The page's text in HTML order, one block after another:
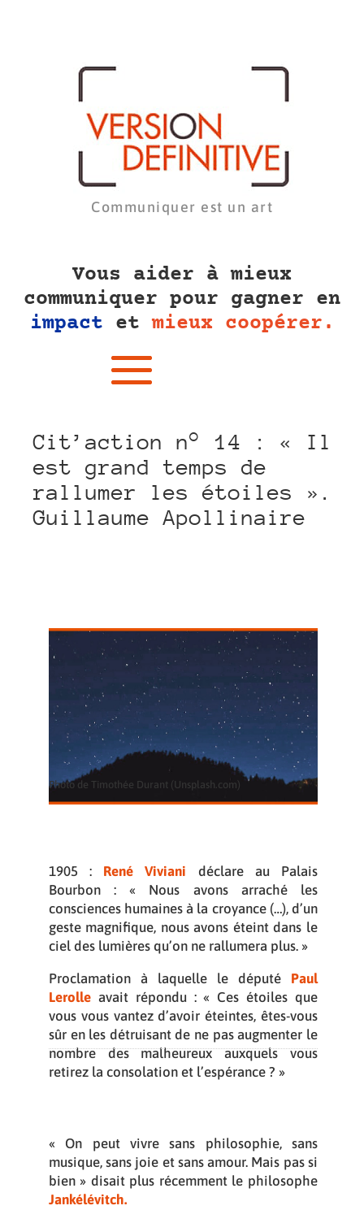
Communiquer est un art
Vous aider à mieux
communiquer pour gagner en
impact etmieux coopérer.
Cit’action n° 14 : « Il
est grand temps de
rallumer les étoiles ».
Guillaume Apollinaire
1905 : René Viviani déclare au Palais
Bourbon : « Nous avons arraché les
consciences humaines à la croyance (…), d’un
geste magnifique, nous avons éteint dans le
ciel des lumières qu’on ne rallumera plus. »
Proclamation à laquelle le député Paul
Lerolle avait répondu : « Ces étoiles que
vous vous vantez d’avoir éteintes, êtes-vous
sûr en les détruisant de ne pas augmenter le
nombre des malheureux auxquels vous
retirez la consolation et l’espérance ? »
Photo de Timothée Durant (Unsplash.com)
« On peut vivre sans philosophie, sans
musique, sans joie et sans amour. Mais pas si
bien » disait plus récemment le philosophe
Jankélévitch.